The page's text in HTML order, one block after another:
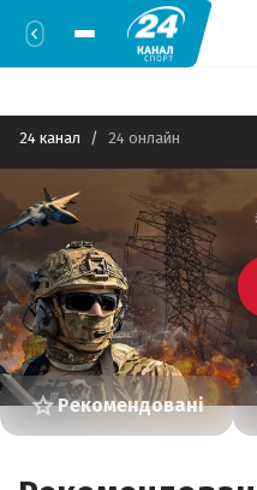
24 канал 24 онлайн
Рекомендовані